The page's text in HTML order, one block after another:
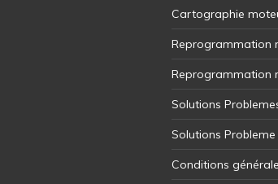
Cartographie
Reprogrammation
Reprogrammation
Solutions
Solutions Probleme
Conditions